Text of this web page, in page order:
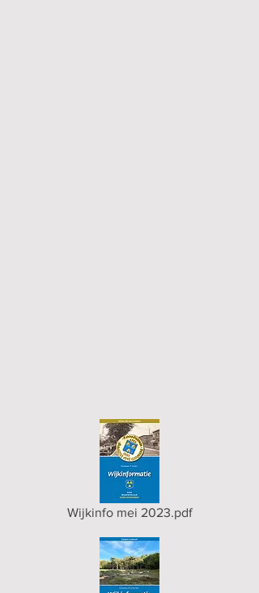
Wijkinfo mei 2023.pdf